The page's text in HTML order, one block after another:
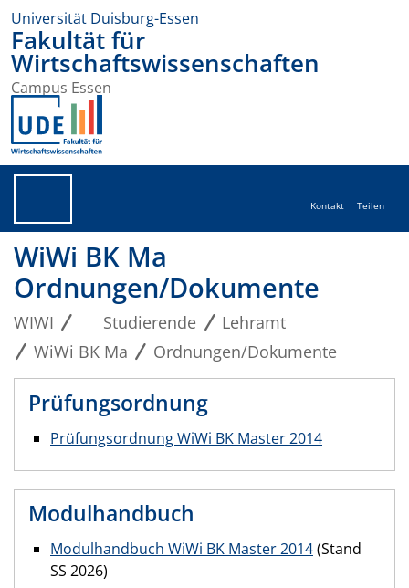
Universität Duisburg-Essen
Fakultät für
Wirtschaftswissenschaften
Campus Essen
Kontakt Teilen
WiWi BK Ma
Ordnungen/Dokumente
WIWI Studierende
Lehramt
WiWi BK Ma
Ordnungen/Dokumente
Prüfungsordnung
Prüfungsordnung WiWi BK Master 2014
Modulhandbuch
Modulhandbuch WiWi BK Master 2014(Stand
SS 2026)